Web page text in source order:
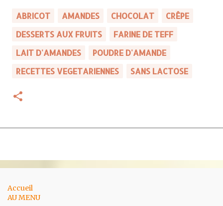
ABRICOT AMANDES CHOCOLAT
CRÊPE
DESSERTS AUX FRUITS
FARINE DE TEFF
LAIT D'AMANDES
POUDRE D'AMANDE
RECETTES VEGETARIENNES
SANS LACTOSE
Accueil
AU MENU